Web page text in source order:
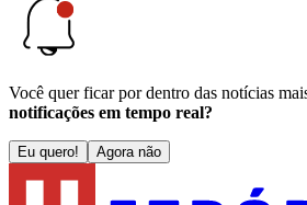
Você quer ficar por dentro das notícias
notificações em tempo real?
Eu quero! Agora não